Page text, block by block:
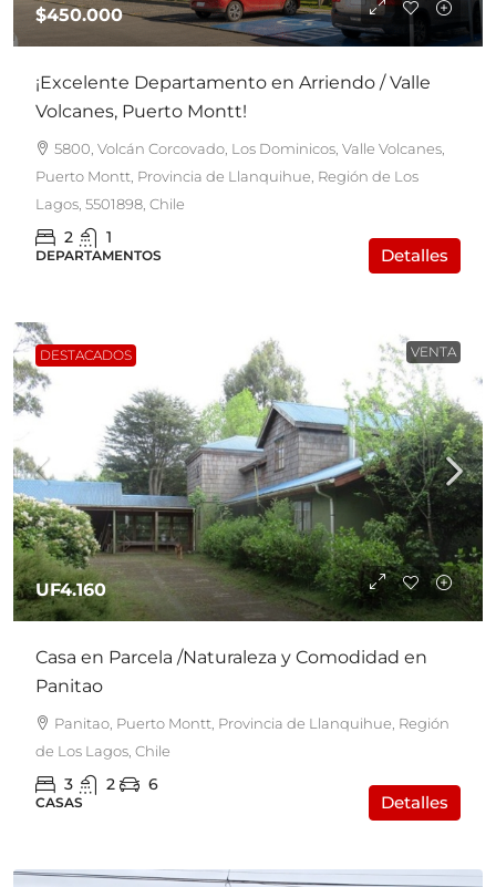
$450.000
¡Excelente Departamento en Arriendo / Valle
Volcanes, Puerto Montt!
5800, Volcán Corcovado, Los Dominicos, Valle Volcanes,
Puerto Montt, Provincia de Llanquihue, Región de Los
Lagos, 5501898, Chile
2 1
DEPARTAMENTOS Detalles
DESTACADOS VENTA
UF4.160
Casa en Parcela /Naturaleza y Comodidad en
Panitao
Panitao, Puerto Montt, Provincia de Llanquihue, Región
de Los Lagos, Chile
3 2 6
CASAS Detalles